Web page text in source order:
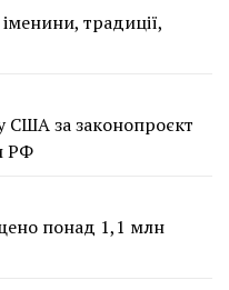
традиції,
США за законопроєкт
РФ
понад 1,1 млн